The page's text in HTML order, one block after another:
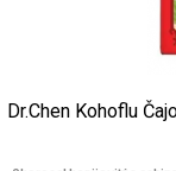
Dr.Chen Kohoflu